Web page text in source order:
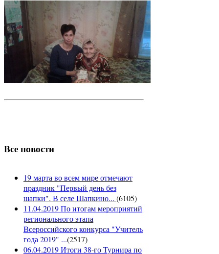
Все новости
19 марта во всем мире отмечают
праздник "Первый день без
шапки". В селе Шапкино... (6105)
11.04.2019 По итогам мероприятий
регионального этапа
Всероссийского конкурса "Учитель
года 2019" ...(2517)
06.04.2019 Итоги 38-го Турнира по